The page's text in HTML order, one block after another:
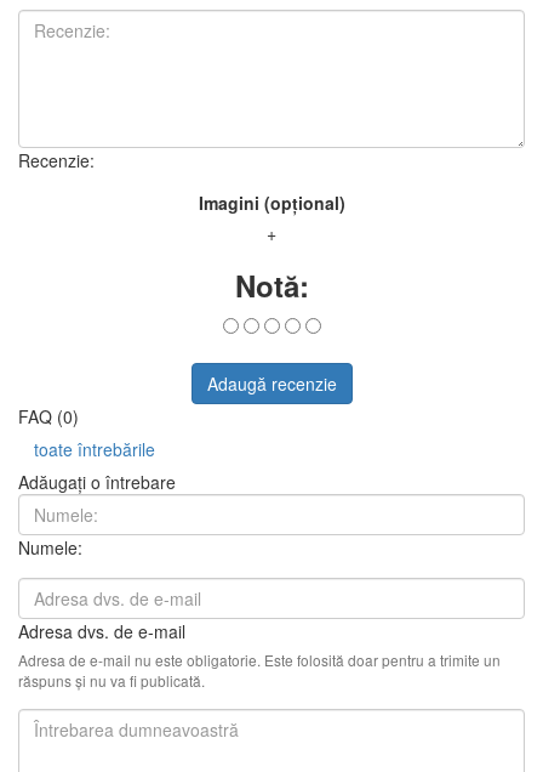
Recenzie:
Imagini (opțional)
+
Notă:
Adaugă recenzie
FAQ (0)
toate întrebările
Adăugați o întrebare
Numele:
Adresa dvs. de e-mail
Adresa de e-mail nu este obligatorie. Este folosită doar pentru a trimite un
răspuns și nu va fi publicată.